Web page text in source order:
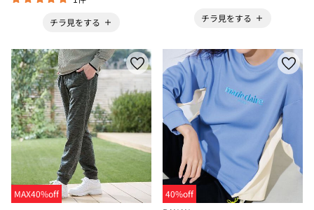
チラ見をする
チラ見をする
MAX40%off
40%off